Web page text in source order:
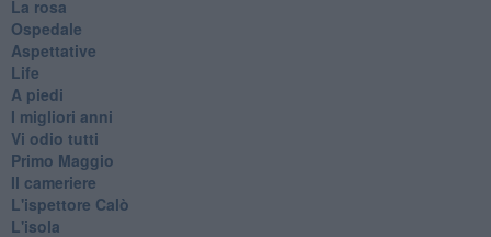
La rosa
Ospedale
Aspettative
Life
A piedi
I migliori anni
Vi odio tutti
Primo Maggio
Il cameriere
L'ispettore Calò
L'isola